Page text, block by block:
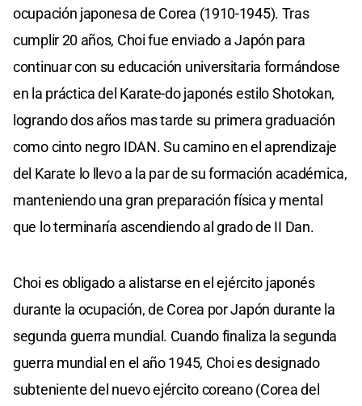
ocupación japonesa de Corea (1910-1945). Tras
cumplir 20 años, Choi fue enviado a Japón para
continuar con su educación universitaria formándose
en la práctica del Karate-do japonés estilo Shotokan,
logrando dos años mas tarde su primera graduación
como cinto negro IDAN. Su camino en el aprendizaje
del Karate lo llevo a la par de su formación académica,
manteniendo una gran preparación física y mental
que lo terminaría ascendiendo al grado de II Dan.
Choi es obligado a alistarse en el ejército japonés
durante la ocupación, de Corea por Japón durante la
segunda guerra mundial. Cuando finaliza la segunda
guerra mundial en el año 1945, Choi es designado
subteniente del nuevo ejército coreano (Corea del